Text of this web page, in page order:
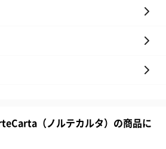
（ノルテカルタ）の商品に